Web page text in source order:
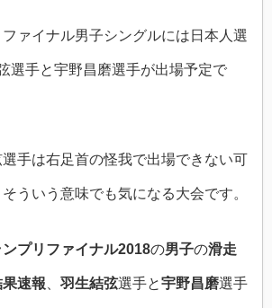
ァイナル男子シングルには日本人選
選手と宇野昌磨選手が出場予定で
手は右足首の怪我で出場できない可
ういう意味でも気になる大会です。
ンプリファイナル2018の男子の滑走
速報 羽生結弦選手と宇野昌磨選手